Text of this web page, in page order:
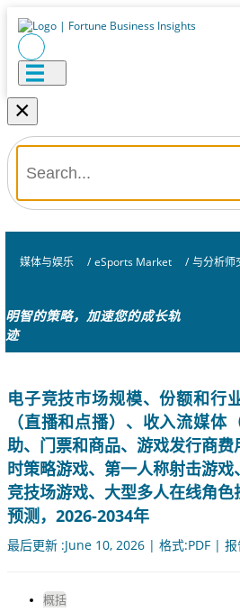
×
媒体与娱乐 / eSports Market / 与分析师
明智的策略，加速您的成长轨
迹
电子竞技市场规模、份额和行
（直播和点播）、收入流媒体
助、门票和商品、游戏发行商
时策略游戏、第一人称射击游
竞技场游戏、大型多人在线角
预测，2026-2034年
最后更新 :June 10, 2026 | 格式:PDF |
概括